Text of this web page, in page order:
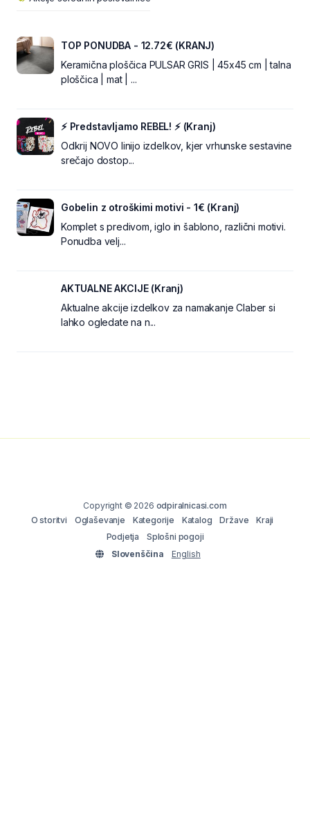
TOP PONUDBA - 12.72€ (KRANJ)
Keramična ploščica PULSAR GRIS | 45x45 cm | talna
ploščica | mat | ...
⚡ Predstavljamo REBEL! ⚡ (Kranj)
Odkrij NOVO linijo izdelkov, kjer vrhunske sestavine
srečajo dostop...
Gobelin z otroškimi motivi - 1€ (Kranj)
Komplet s predivom, iglo in šablono, različni motivi.
Ponudba velj...
AKTUALNE AKCIJE (Kranj)
Aktualne akcije izdelkov za namakanje Claber si
lahko ogledate na n...
Copyright © 2026 odpiralnicasi.com
O storitvi
Oglaševanje Kategorije Katalog Države
Kraji
Podjetja
Splošni pogoji
Slovenščina
English